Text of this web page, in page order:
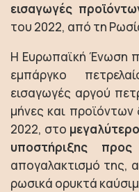
εισαγωγές
του 2022, από τη
Η Ευρωπαϊκή Ένωση
εμπάργκο
εισαγωγές αργού
μήνες και προϊόντων
2022, στο
υποστήριξης
απογαλακτισμό της,
ρωσικά ορυκτά